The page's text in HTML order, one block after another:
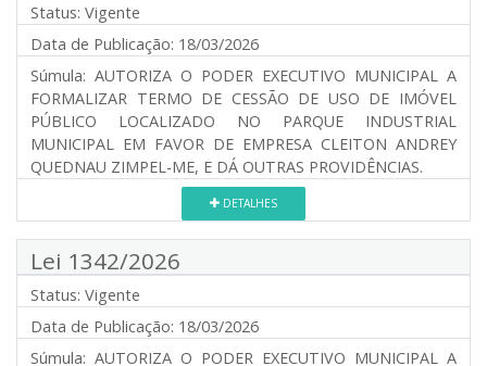
Status: Vigente
Data de Publicação: 18/03/2026
Súmula: AUTORIZA O PODER EXECUTIVO MUNICIPAL A
FORMALIZAR TERMO DE CESSÃO DE USO DE IMÓVEL
PÚBLICO LOCALIZADO NO PARQUE INDUSTRIAL
MUNICIPAL EM FAVOR DE EMPRESA CLEITON ANDREY
QUEDNAU ZIMPEL-ME, E DÁ OUTRAS PROVIDÊNCIAS.
DETALHES
Lei 1342/2026
Status: Vigente
Data de Publicação: 18/03/2026
Súmula: AUTORIZA O PODER EXECUTIVO MUNICIPAL A